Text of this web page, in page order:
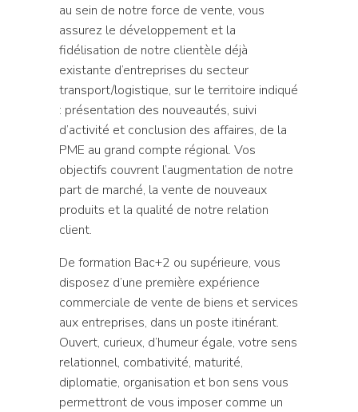
au sein de notre force de vente, vous
assurez le développement et la
fidélisation de notre clientèle déjà
existante d’entreprises du secteur
transport/logistique, sur le territoire indiqué
: présentation des nouveautés, suivi
d’activité et conclusion des affaires, de la
PME au grand compte régional. Vos
objectifs couvrent l’augmentation de notre
part de marché, la vente de nouveaux
produits et la qualité de notre relation
client.
De formation Bac+2 ou supérieure, vous
disposez d’une première expérience
commerciale de vente de biens et services
aux entreprises, dans un poste itinérant.
Ouvert, curieux, d’humeur égale, votre sens
relationnel, combativité, maturité,
diplomatie, organisation et bon sens vous
permettront de vous imposer comme un